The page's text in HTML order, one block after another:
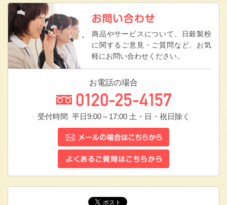
商品やサービスについて、日穀製粉
に関するご意見・ご質問など、お気
軽にお問い合わせください。
お電話の場合
受付時間 平日9:00～17:00土・日・祝日除く